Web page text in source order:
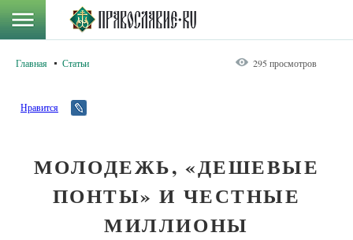
Главная Статьи 295 просмотров
Нравится
МОЛОДЕЖЬ, «ДЕШЕВЫЕ
ПОНТЫ» И ЧЕСТНЫЕ
МИЛЛИОНЫ